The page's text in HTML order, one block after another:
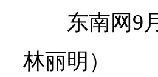
东南网9
林丽明）